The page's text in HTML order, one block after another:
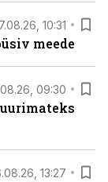
10:31
meede
09:30
13:27